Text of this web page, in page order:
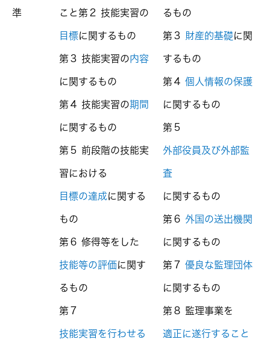
準 こと 第２ 技能実習の
目標に関するもの
第３ 技能実習の内容
に関するもの
第４ 技能実習の期間
に関するもの
第５ 前段階の技能実
習における
目標の達成に関する
もの
第６ 修得等をした
技能等の評価に関す
るもの
第７
技能実習を行わせる
るもの
第３ 財産的基礎に関
するもの
第４個人情報の保護
に関するもの
第５
外部役員及び外部監
査
に関するもの
第６ 外国の送出機関
に関するもの
第７優良な監理団体
に関するもの
第８ 監理事業を
適正に遂行すること